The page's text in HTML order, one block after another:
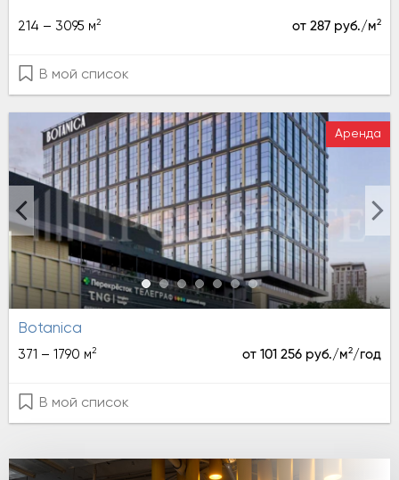
214 – 3095 м2 от 287 руб./м2
В мой список
Аренда
Botanica
371 – 1790 м2 от 101 256 руб./м2/год
В мой список